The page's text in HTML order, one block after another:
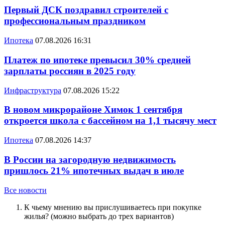
Первый ДСК поздравил строителей с
профессиональным праздником
Ипотека 07.08.2026 16:31
Платеж по ипотеке превысил 30% средней
зарплаты россиян в 2025 году
Инфраструктура 07.08.2026 15:22
В новом микрорайоне Химок 1 сентября
откроется школа с бассейном на 1,1 тысячу мест
Ипотека 07.08.2026 14:37
В России на загородную недвижимость
пришлось 21% ипотечных выдач в июле
Все новости
К чьему мнению вы прислушиваетесь при покупке
жилья? (можно выбрать до трех вариантов)